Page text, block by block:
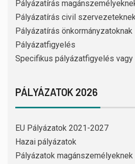
Pályázatírás
Pályázatírás civil
Pályázatírás önkormányzatoknak
Pályázatfigyelés
Specifikus pályázatfigyelés vagy
PÁLYÁZATOK 2026
EU Pályázatok 2021-2027
Hazai pályázatok
Pályázatok magánszemélyeknek